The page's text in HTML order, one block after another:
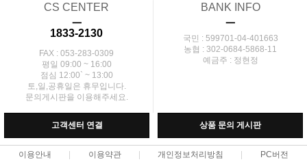
CS CENTER
ㅡ
1833-2130
FAX : 053-283-0309
평일 09:00 ~ 16:00
점심 12:00` ~ 13:00
토,일,공휴일은 휴무입니다.
문의게시판을 이용해주세요.
BANK INFO
ㅡ
국민 : 599701-04-401663
농협 : 302-0684-5868-11
예금주 : 정현정
고객센터 연결 상품 문의 게시판
이용안내 이용약관 개인정보처리방침 PC버전